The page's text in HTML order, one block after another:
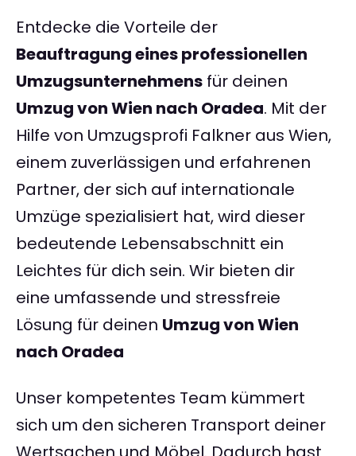
Entdecke die Vorteile der
Beauftragung eines professionellen
Umzugsunternehmens für deinen
Umzug von Wien nach Oradea. Mit der
Hilfe von Umzugsprofi Falkner aus Wien,
einem zuverlässigen und erfahrenen
Partner, der sich auf internationale
Umzüge spezialisiert hat, wird dieser
bedeutende Lebensabschnitt ein
Leichtes für dich sein. Wir bieten dir
eine umfassende und stressfreie
Lösung für deinen Umzug von Wien
nach Oradea
Unser kompetentes Team kümmert
sich um den sicheren Transport deiner